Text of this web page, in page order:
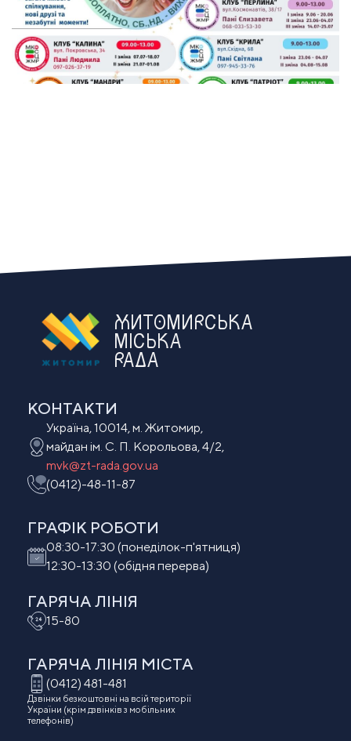
ЖИТОМИРСЬКА
МІСЬКА
РАДА
КОНТАКТИ
Україна, 10014, м. Житомир,
майдан ім. С. П. Корольова, 4/2,
mvk@zt-rada.gov.ua
(0412)-48-11-87
ГРАФІК РОБОТИ
08:30-17:30 (понеділок-п'ятниця)
12:30-13:30 (обідня перерва)
ГАРЯЧА ЛІНІЯ
15-80
ГАРЯЧА ЛІНІЯ МIСТА
(0412) 481-481
Дзвінки безкоштовні на всій території
України (крім дзвінків з мобільних
телефонів)